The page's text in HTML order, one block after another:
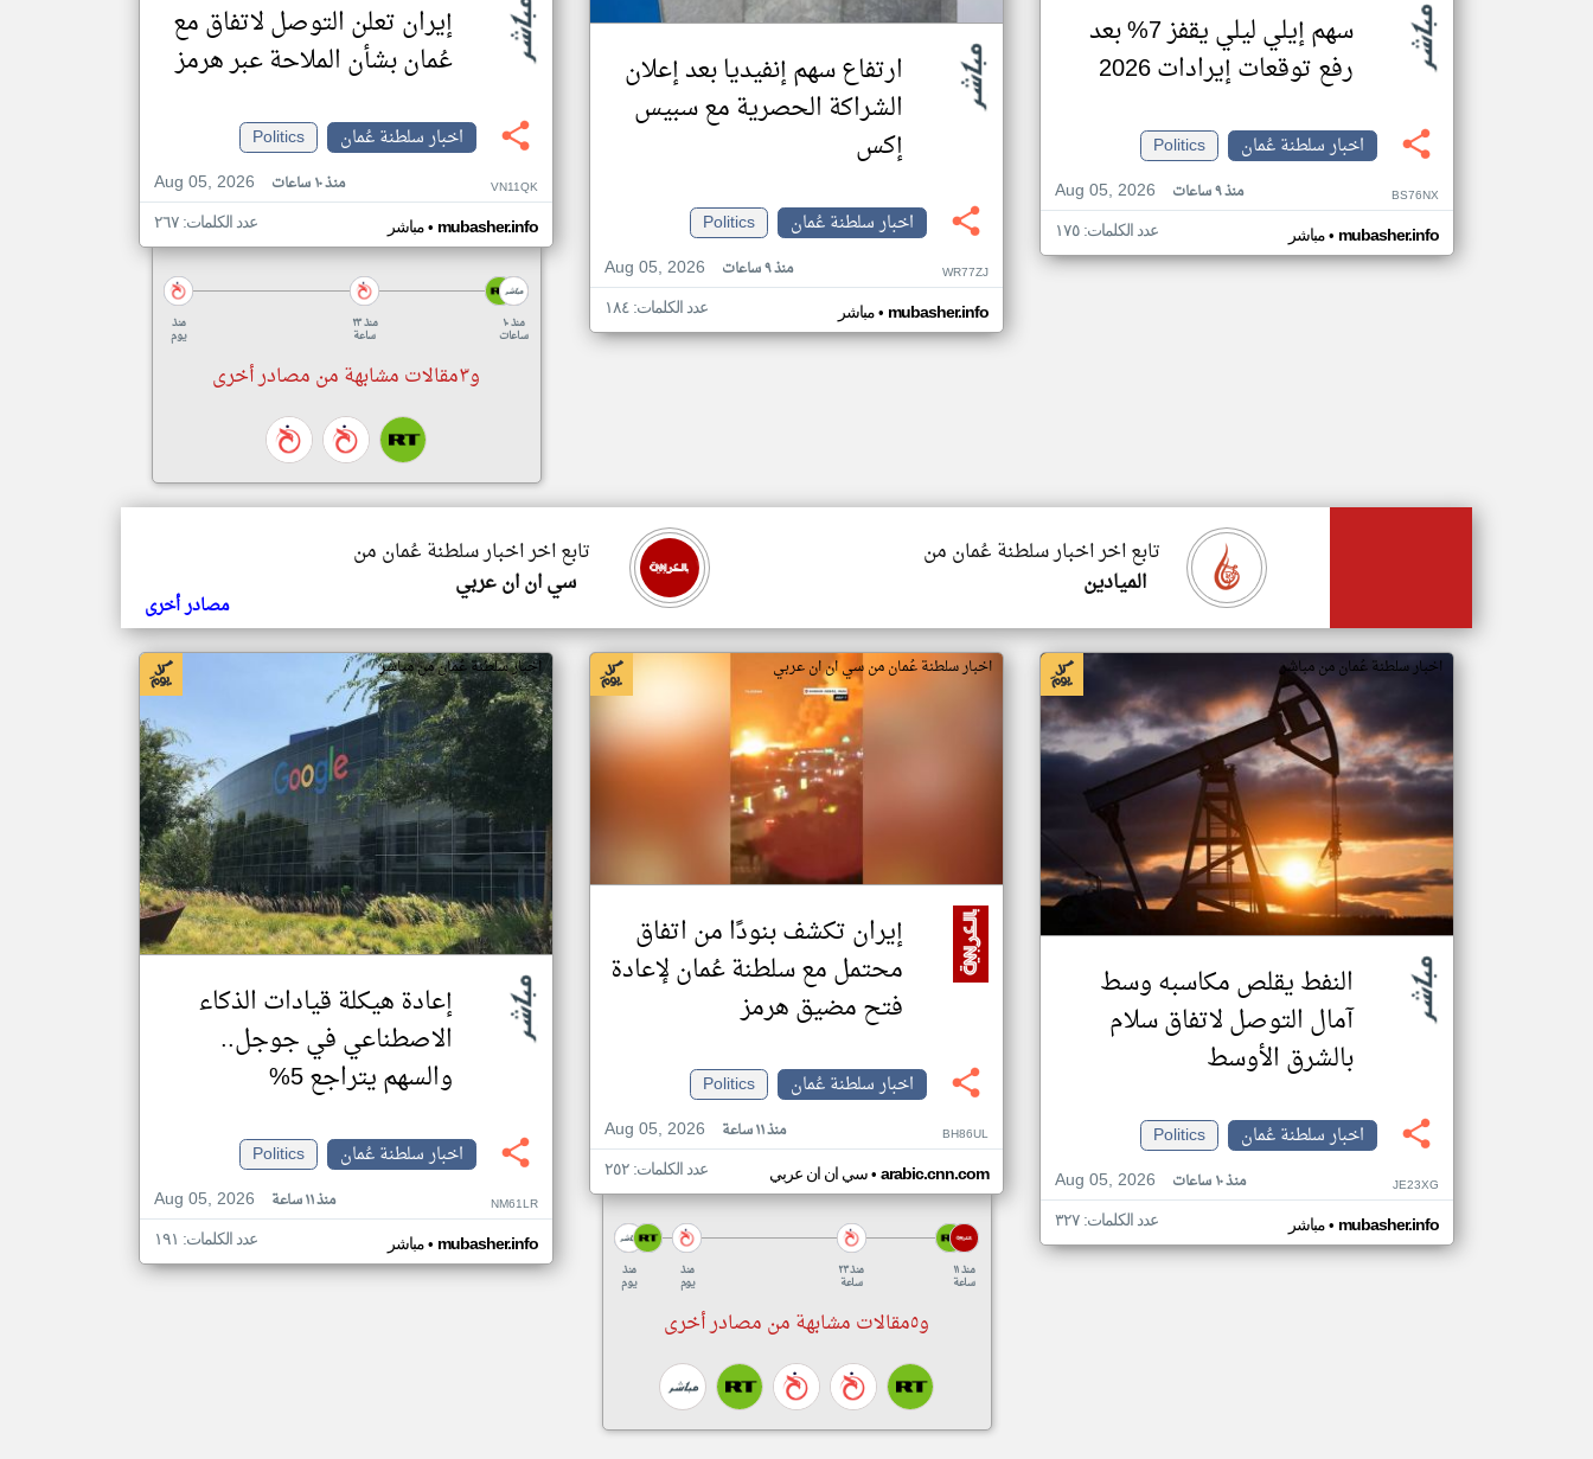
سهم إيلي ليلي يقفز 7% بعد
رفع توقعات إيرادات 2026
اخبار سلطنة عُمان
Politics
Aug 05, 2026
منذ ٩ ساعات BS76NX
مباشر• mubasher.info عدد الكلمات: ١٧٥
ارتفاع سهم إنفيديا بعد إعلان
الشراكة الحصرية مع سبيس
إكس
اخبار سلطنة عُمان
Politics
Aug 05, 2026
منذ ٩ ساعات WR77ZJ
مباشر• mubasher.info عدد الكلمات: ١٨٤
إيران تعلن التوصل لاتفاق مع
عُمان بشأن الملاحة عبر هرمز
اخبار سلطنة عُمان
Politics
Aug 05, 2026
منذ ١٠ ساعات VN11QK
مباشر• mubasher.info عدد الكلمات: ٢٦٧
منذ
يوم
منذ ٢٣
ساعة
منذ ١٠
ساعات
و٣مقالات مشابهة من مصادر أخرى
تابع اخر اخبار سلطنة عُمان من
سي ان ان عربي
تابع اخر اخبار سلطنة عُمان من
الميادين
مصادر أخرى
اخبار سلطنة عُمان من مباشر
النفط يقلص مكاسبه وسط
آمال التوصل لاتفاق سلام
بالشرق الأوسط
اخبار سلطنة عُمان
Politics
Aug 05, 2026
منذ ١٠ ساعات JE23XG
مباشر• mubasher.info عدد الكلمات: ٣٢٧
اخبار سلطنة عُمان من سي ان ان عربي
إيران تكشف بنودًا من اتفاق
محتمل مع سلطنة عُمان لإعادة
فتح مضيق هرمز
اخبار سلطنة عُمان
Politics
Aug 05, 2026
منذ ١١ ساعة BH86UL
سي ان ان عربي• arabic.cnn.com عدد الكلمات: ٢٥٢
منذ
يوم
منذ
يوم
منذ ٢٣
ساعة
منذ ١١
ساعة
و٥مقالات مشابهة من مصادر أخرى
اخبار سلطنة عُمان من مباشر
إعادة هيكلة قيادات الذكاء
الاصطناعي في جوجل..
والسهم يتراجع 5%
اخبار سلطنة عُمان
Politics
Aug 05, 2026
منذ ١١ ساعة NM61LR
مباشر• mubasher.info عدد الكلمات: ١٩١